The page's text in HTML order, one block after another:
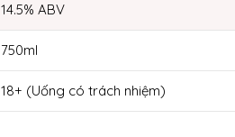
14.5% ABV
750ml
18+ (Uống có trách nhiệm)